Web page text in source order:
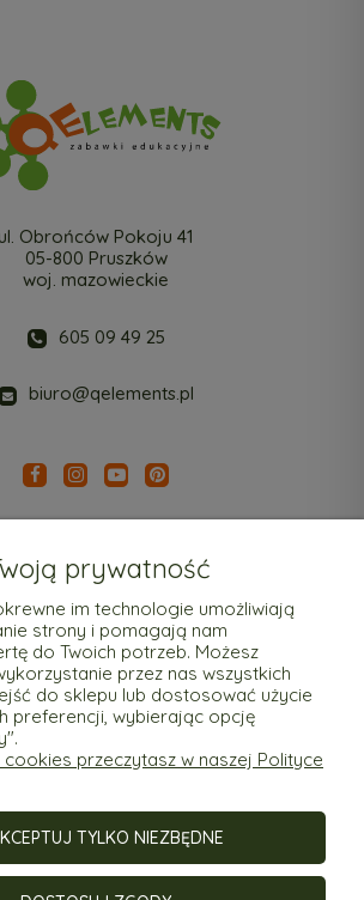
Pomoc
Moje konto
Płatności i dostawa
Informacje
ul. Obrońców Pokoju 41
05-800 Pruszków
woj. mazowieckie
605 09 49 25
biuro@qelements.pl
prywatność
im technologie umożliwiają
strony i pomagają nam
do Twoich potrzeb. Możesz
przez nas wszystkich
do sklepu lub dostosować użycie
preferencji, wybierając opcję
przeczytasz w naszej Polityce
TYLKO NIEZBĘDNE